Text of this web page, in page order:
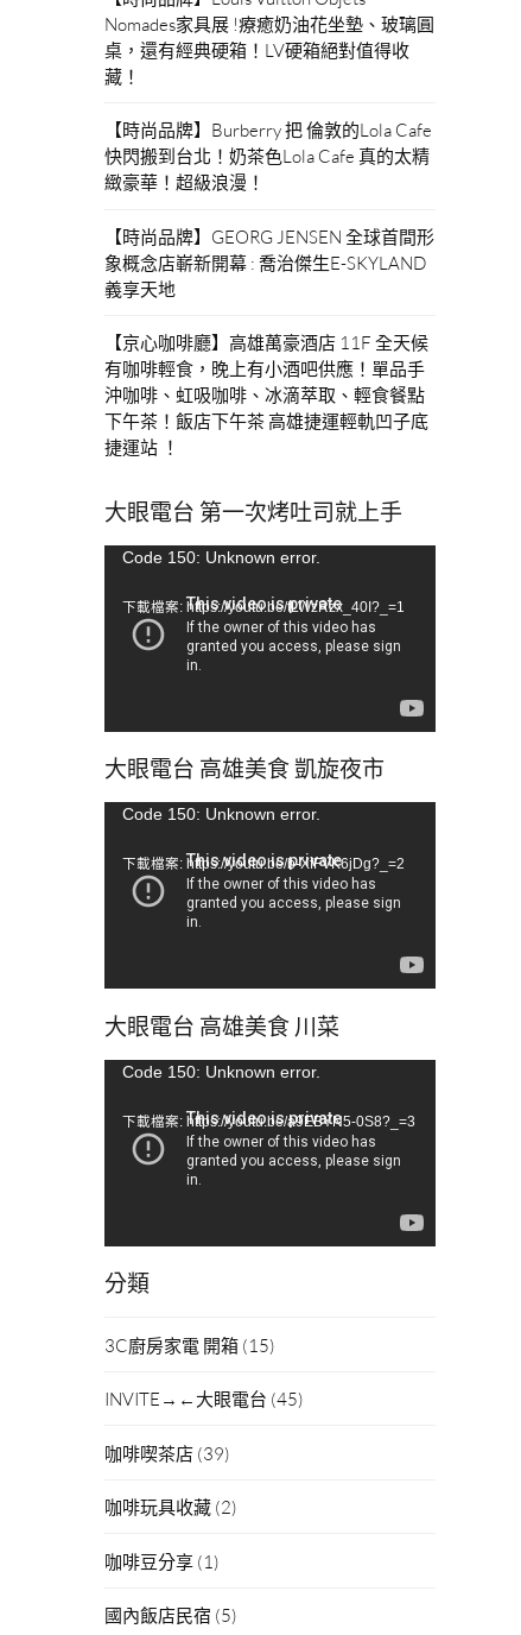
Nomades家具展 !療癒奶油花坐墊、玻璃圓
桌，還有經典硬箱！LV硬箱絕對值得收
藏！
【時尚品牌】Burberry 把 倫敦的Lola Cafe
快閃搬到台北！奶茶色Lola Cafe 真的太精
緻豪華！超級浪漫！
【時尚品牌】GEORG JENSEN 全球首間形
象概念店嶄新開幕 : 喬治傑生E-SKYLAND
義享天地
【京心咖啡廳】高雄萬豪酒店 11F 全天候
有咖啡輕食，晚上有小酒吧供應！單品手
沖咖啡、虹吸咖啡、冰滴萃取、輕食餐點
下午茶！飯店下午茶 高雄捷運輕軌凹子底
捷運站 ！
大眼電台 第一次烤吐司就上手
視Code 150: Unknown error.
下載檔案: https://youtu.be/tLWzRzx_40I?_=1
大眼電台 高雄美食 凱旋夜市
視Code 150: Unknown error.
下載檔案: https://youtu.be/b-XfFVK6jDg?_=2
大眼電台 高雄美食 川菜
視Code 150: Unknown error.
下載檔案: https://youtu.be/a9EBYN5-0S8?_=3
分類
3C廚房家電 開箱 (15)
INVITE→←大眼電台 (45)
咖啡喫茶店 (39)
咖啡玩具收藏 (2)
咖啡豆分享 (1)
國內飯店民宿 (5)